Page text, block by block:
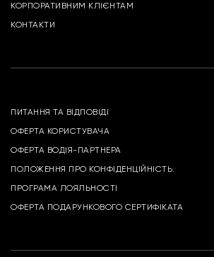
КОРПОРАТИВНИМ КЛІЄНТАМ
КОНТАКТИ
ПИТАННЯ ТА ВІДПОВІДІ
ОФЕРТА КОРИСТУВАЧА
ОФЕРТА ВОДІЯ-ПАРТНЕРА
ПОЛОЖЕННЯ ПРО КОНФІДЕНЦІЙНІСТЬ.
ПРОГРАМА ЛОЯЛЬНОСТІ
ОФЕРТА ПОДАРУНКОВОГО СЕРТИФІКАТА